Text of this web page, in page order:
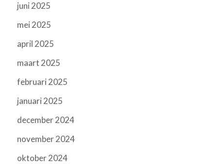
juni 2025
mei 2025
april 2025
maart 2025
februari 2025
januari 2025
december 2024
november 2024
oktober 2024